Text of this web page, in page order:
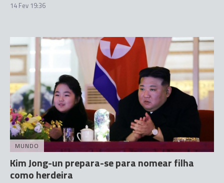
14 Fev 19:36
MUNDO
Kim Jong-un prepara-se para nomear filha
como herdeira